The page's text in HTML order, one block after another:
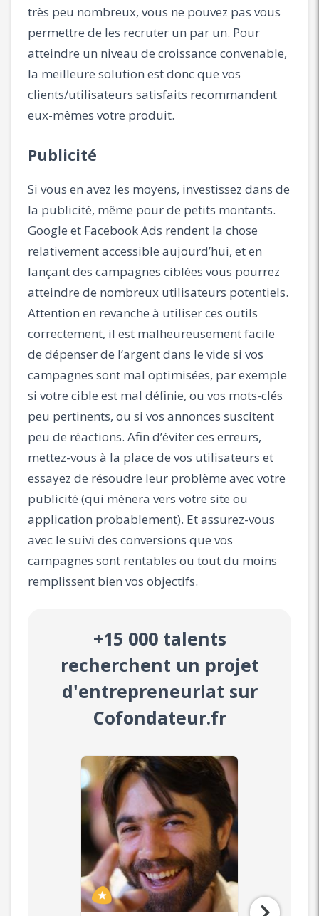
très peu nombreux, vous ne pouvez pas vous
permettre de les recruter un par un. Pour
atteindre un niveau de croissance convenable,
la meilleure solution est donc que vos
clients/utilisateurs satisfaits recommandent
eux-mêmes votre produit.
Publicité
Si vous en avez les moyens, investissez dans de
la publicité, même pour de petits montants.
Google et Facebook Ads rendent la chose
relativement accessible aujourd’hui, et en
lançant des campagnes ciblées vous pourrez
atteindre de nombreux utilisateurs potentiels.
Attention en revanche à utiliser ces outils
correctement, il est malheureusement facile
de dépenser de l’argent dans le vide si vos
campagnes sont mal optimisées, par exemple
si votre cible est mal définie, ou vos mots-clés
peu pertinents, ou si vos annonces suscitent
peu de réactions. Afin d’éviter ces erreurs,
mettez-vous à la place de vos utilisateurs et
essayez de résoudre leur problème avec votre
publicité (qui mènera vers votre site ou
application probablement). Et assurez-vous
avec le suivi des conversions que vos
campagnes sont rentables ou tout du moins
remplissent bien vos objectifs.
+15 000 talents
recherchent un projet
d'entrepreneuriat sur
Cofondateur.fr